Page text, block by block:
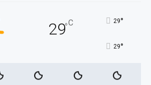
29°C 29°
29°